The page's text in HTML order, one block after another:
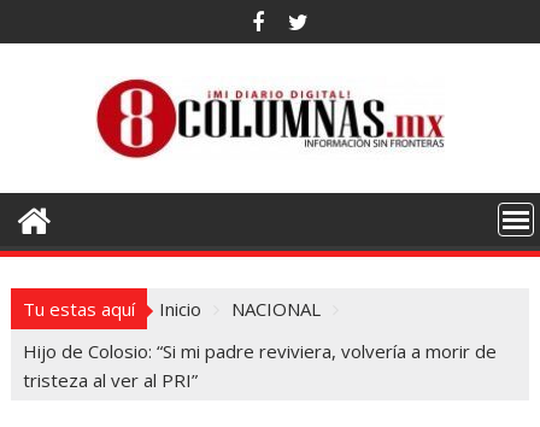
al
Tu estas aquí Inicio
NACIONAL
Hijo de Colosio: “Si mi padre reviviera, volvería a morir de
tristeza al ver al PRI”